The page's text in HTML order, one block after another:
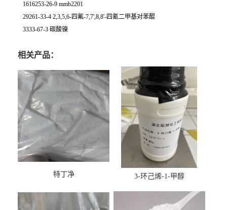
1616253-26-9 mmb2201
29261-33-4 2,3,5,6-四氟-7,7',8,8'-四氰二甲基对苯醌
3333-67-3 碳酸镍
相关产品：
特丁净 3-环己烯-1-甲醇